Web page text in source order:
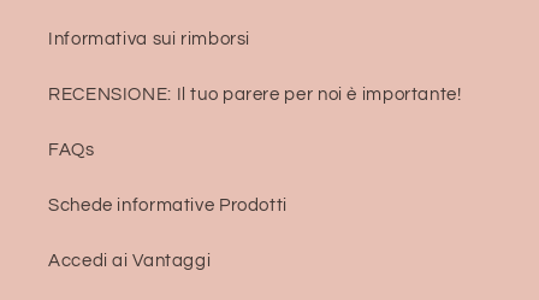
Informativa sui rimborsi
RECENSIONE: Il tuo parere per noi è importante!
FAQs
Schede informative Prodotti
Accedi ai Vantaggi